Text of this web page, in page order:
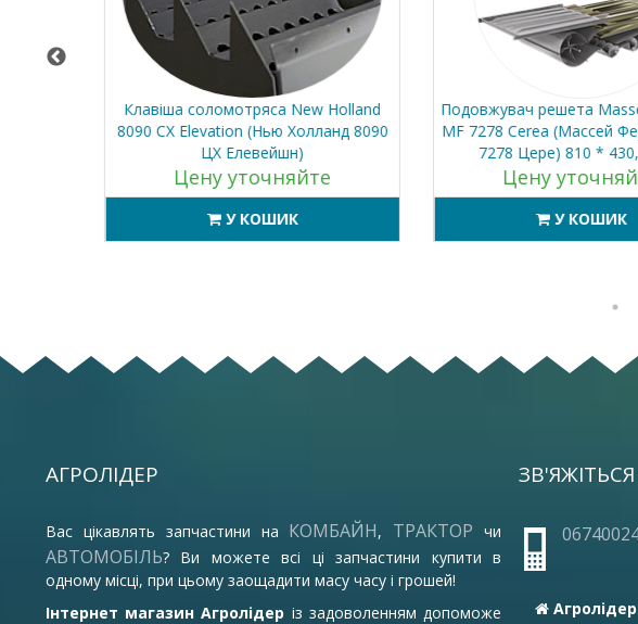
Клавіша соломотряса New Holland
8090 CX Elevation (Нью Холланд 8090
ЦХ Елевейшн)
Цену уточняйте
У КОШИК
Подовжувач решета
MF 7278 Cerea (Массей
7278 Цере) 810 * 430,
Цену
У КОШИК
АГРОЛІДЕР
Вас цікавлять запчастини на КОМБАЙН, ТРАКТОРчи
АВТОМОБІЛЬ? Ви можете всі ці запчастини купити в
одному місці, при цьому заощадити масу часу і грошей!
Інтернет магазин Агролідер із задоволенням допоможе
Агролідер